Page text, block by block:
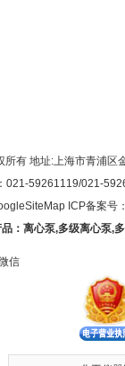
有 地址:上海市青浦区
021-59261119/021-
ICP备案号：
： 离心泵,多级离心泵,
信